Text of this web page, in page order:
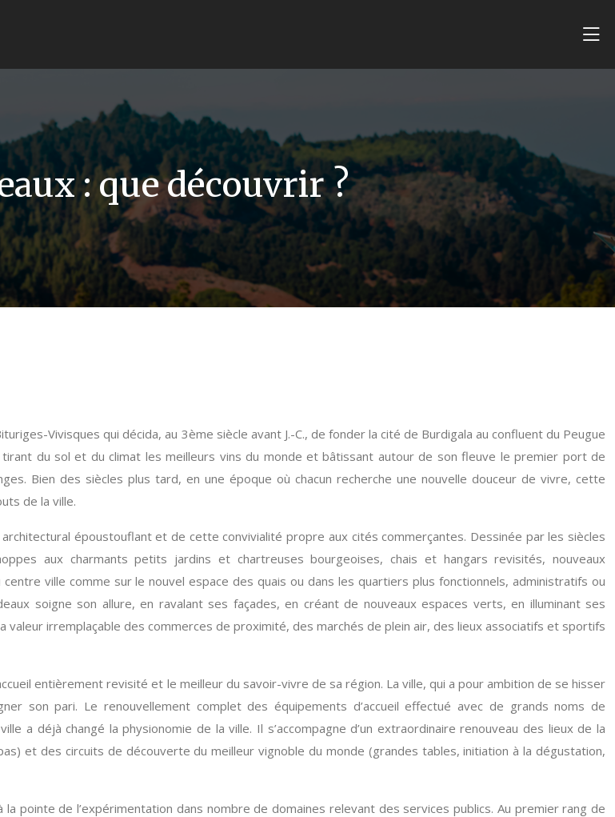
: que découvrir ?
Vivisques qui décida, au 3ème siècle avant J.-C., de fonder la cité de Burdigala au confluent du Peugue
du sol et du climat les meilleurs vins du monde et bâtissant autour de son fleuve le premier port de
Bien des siècles plus tard, en une époque où chacun recherche une nouvelle douceur de vivre, cette
de la ville.
époustouflant et de cette convivialité propre aux cités commerçantes. Dessinée par les siècles
aux charmants petits jardins et chartreuses bourgeoises, chais et hangars revisités, nouveaux
ville comme sur le nouvel espace des quais ou dans les quartiers plus fonctionnels, administratifs ou
soigne son allure, en ravalant ses façades, en créant de nouveaux espaces verts, en illuminant ses
valeur irremplaçable des commerces de proximité, des marchés de plein air, des lieux associatifs et sportifs
entièrement revisité et le meilleur du savoir-vivre de sa région. La ville, qui a pour ambition de se hisser
son pari. Le renouvellement complet des équipements d’accueil effectué avec de grands noms de
a déjà changé la physionomie de la ville. Il s’accompagne d’un extraordinaire renouveau des lieux de la
et des circuits de découverte du meilleur vignoble du monde (grandes tables, initiation à la dégustation,
pointe de l’expérimentation dans nombre de domaines relevant des services publics. Au premier rang de